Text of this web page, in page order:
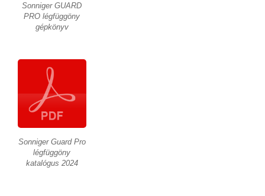
Sonniger GUARD
PRO légfüggöny
gépkönyv
Sonniger Guard Pro
légfüggöny
katalógus 2024